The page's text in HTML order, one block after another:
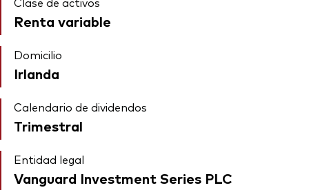
Renta variable
Domicilio
Irlanda
Calendario de dividendos
Trimestral
Entidad legal
Vanguard Investment Series PLC